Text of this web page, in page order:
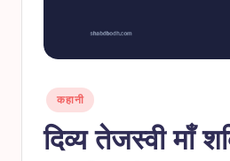
Posted
in
कहानी
दिव्य तेजस्वी माँ